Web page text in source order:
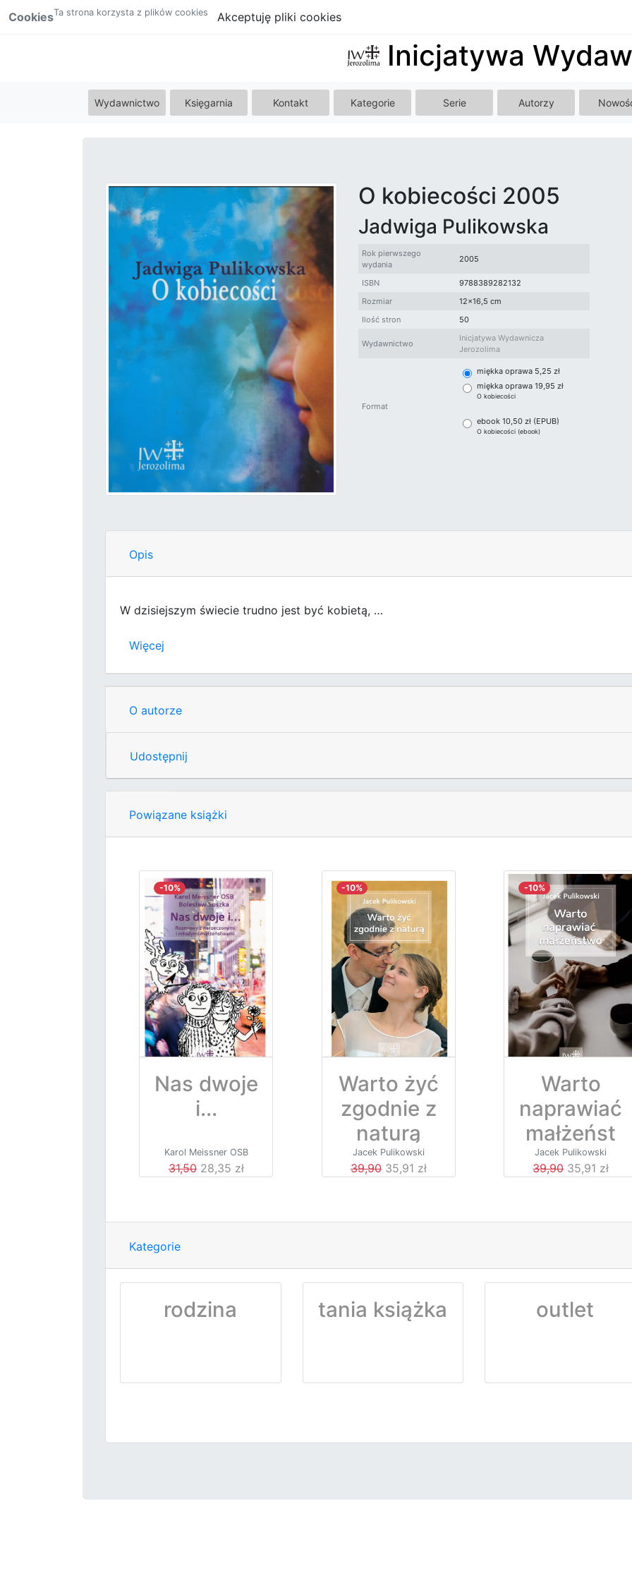
CookiesTa strona korzysta z plików cookies Akceptuję pliki cookies
Inicjatywa
Wydawnictwo Księgarnia Kontakt Kategorie Serie Autorzy
O kobiecości 2005
Jadwiga Pulikowska
Rok pierwszego
wydania
2005
ISBN
9788389282132
Rozmiar
12x16,5 cm
Ilość stron
50
Wydawnictwo
Inicjatywa Wydawnicza
Jerozolima
Format
miękka oprawa 5,25 zł
miękka oprawa 19,95 zł
O kobiecości
ebook 10,50 zł (EPUB)
O kobiecości (ebook)
Opis
W dzisiejszym świecie trudno jest być kobietą, …
Więcej
O autorze
Udostępnij
Powiązane książki
-10%
Nas dwoje
i...
Karol Meissner OSB
31,5028,35 zł
-10%
Warto żyć
zgodnie z
naturą
Jacek Pulikowski
39,9035,91 zł
-10%
Warto
naprawiać
małżeńst
wo
Jacek Pulikowski
39,9035,91 zł
Kategorie
rodzina tania książka outlet